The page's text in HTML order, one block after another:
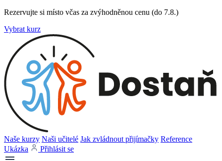
Rezervujte si místo včas za zvýhodněnou cenu (do 7.8.)
Vybrat kurz
Naše kurzy Naši učitelé Jak zvládnout přijímačky Reference
Ukázka
Přihlásit se